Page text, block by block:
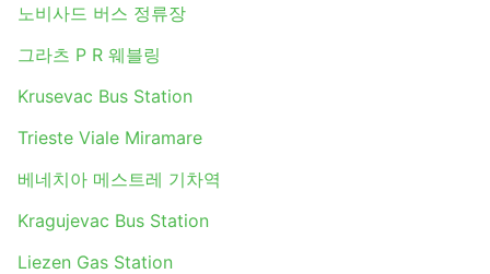
노비사드 버스 정류장
그라츠 P R 웨블링
Krusevac Bus Station
Trieste Viale Miramare
베네치아 메스트레 기차역
Kragujevac Bus Station
Liezen Gas Station